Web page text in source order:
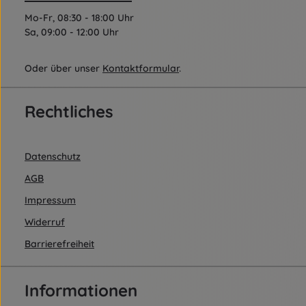
Mo-Fr, 08:30 - 18:00 Uhr
Sa, 09:00 - 12:00 Uhr
Oder über unser Kontaktformular.
Rechtliches
Datenschutz
AGB
Impressum
Widerruf
Barrierefreiheit
Informationen